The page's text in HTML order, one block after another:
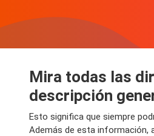
Mira todas las
descripción
Esto significa que siempre
Además de esta información,